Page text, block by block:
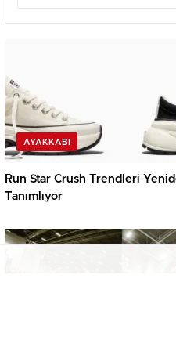
AYAKKABI
Run Star Crush Trendleri
Tanımlıyor